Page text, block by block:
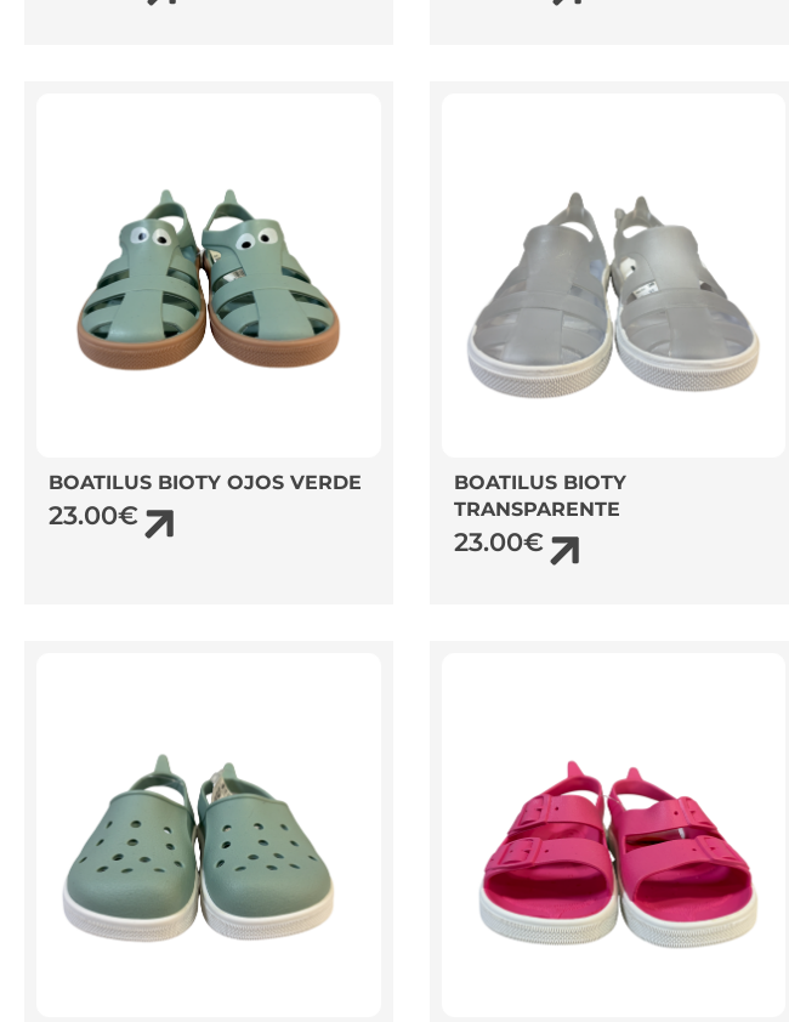
BOATILUS BIOTY OJOS VERDE
23.00€
BOATILUS BIOTY
TRANSPARENTE
23.00€